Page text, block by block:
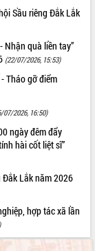
Sầu riêng Đắk Lắk
Nhận quà liền tay”
(22/07/2026, 15:53)
Tháo gỡ điểm
07/2026, 16:50)
ngày đêm đẩy
hài cốt liệt sĩ”
Đắk Lắk năm 2026
hợp tác xã lần